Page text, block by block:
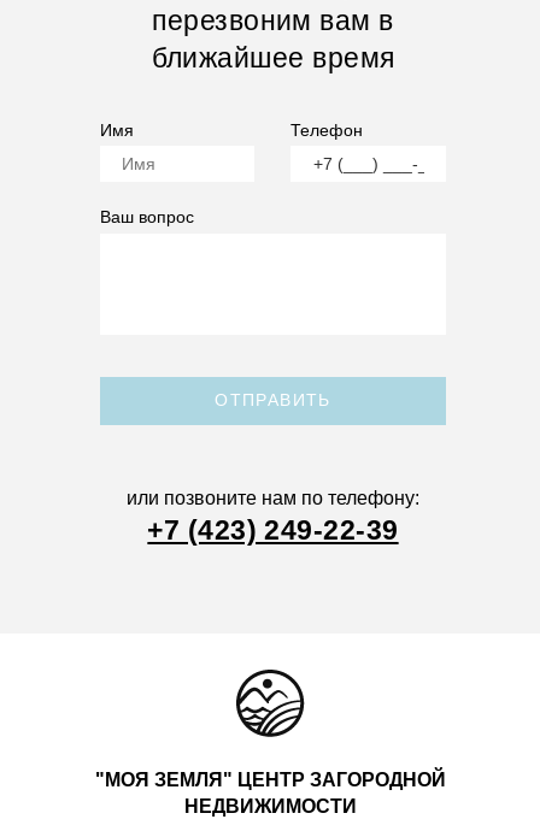
перезвоним вам в
ближайшее время
Имя Телефон
Ваш вопрос
ОТПРАВИТЬ
или позвоните нам по телефону:
+7 (423) 249-22-39
"МОЯ ЗЕМЛЯ" ЦЕНТР ЗАГОРОДНОЙ
НЕДВИЖИМОСТИ